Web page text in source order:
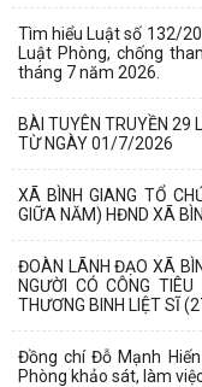
Tìm hiểu Luật số 132/
Luật Phòng, chống
tháng 7 năm 2026.
BÀI TUYÊN TRUYỀN 29
TỪ NGÀY 01/7/2026
XÃ BÌNH GIANG TỔ
GIỮA NĂM) HĐND XÃ
ĐOÀN LÃNH ĐẠO XÃ
NGƯỜI CÓ CÔNG
THƯƠNG BINH LIỆT SĨ
Đồng chí Đỗ Mạnh
Phòng khảo sát, làm